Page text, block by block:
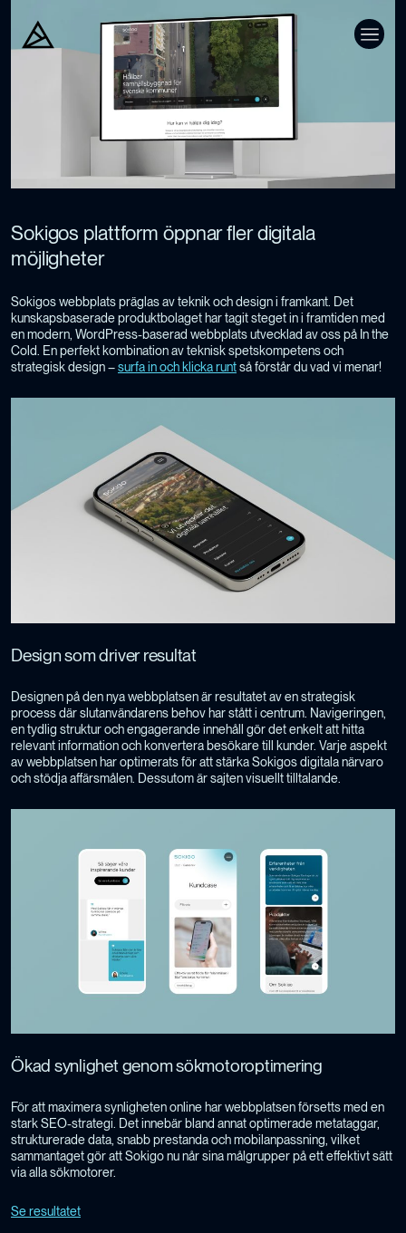
Sokigos plattform öppnar fler digitala
möjligheter
Sokigos webbplats präglas av teknik och design i framkant. Det
kunskapsbaserade produktbolaget har tagit steget in i framtiden med
en modern, WordPress-baserad webbplats utvecklad av oss på In the
Cold. En perfekt kombination av teknisk spetskompetens och
strategisk design –surfa in och klicka runtså förstår du vad vi menar!
Design som driver resultat
Designen på den nya webbplatsen är resultatet av en strategisk
process där slutanvändarens behov har stått i centrum. Navigeringen,
en tydlig struktur och engagerande innehåll gör det enkelt att hitta
relevant information och konvertera besökare till kunder. Varje aspekt
av webbplatsen har optimerats för att stärka Sokigos digitala närvaro
och stödja affärsmålen. Dessutom är sajten visuellt tilltalande.
Ökad synlighet genom sökmotoroptimering
För att maximera synligheten online har webbplatsen försetts med en
stark SEO-strategi. Det innebär bland annat optimerade metataggar,
strukturerade data, snabb prestanda och mobilanpassning, vilket
sammantaget gör att Sokigo nu når sina målgrupper på ett effektivt sätt
via alla sökmotorer.
Se resultatet